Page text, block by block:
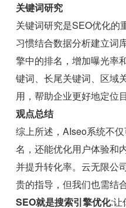
关键词研究
关键词研究是SEO优化的
习惯结合数据分析建立词
擎中的排名，增加曝光率
键词、长尾关键词、区域
用，帮助企业更好地定位
观点总结
综上所述，AIseo系统不
名，还能优化用户体验和
并提升转化率。云无限公
贵的指导，但我们也需结
SEO就是搜索引擎优化:让